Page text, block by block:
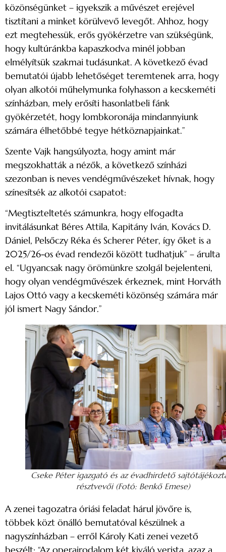
közönségünket – igyekszik a művészet erejével
tisztítani a minket körülvevő levegőt. Ahhoz, hogy
ezt megtehessük, erős gyökérzetre van szükségünk,
hogy kultúránkba kapaszkodva minél jobban
elmélyítsük szakmai tudásunkat. A következő évad
bemutatói újabb lehetőséget teremtenek arra, hogy
olyan alkotói műhelymunka folyhasson a kecskeméti
színházban, mely erősíti hasonlatbeli fánk
gyökérzetét, hogy lombkoronája mindannyiunk
számára élhetőbbé tegye hétköznapjainkat.”
Szente Vajk hangsúlyozta, hogy amint már
megszokhatták a nézők, a következő színházi
szezonban is neves vendégművészeket hívnak, hogy
színesítsék az alkotói csapatot:
“Megtiszteltetés számunkra, hogy elfogadta
invitálásunkat Béres Attila, Kapitány Iván, Kovács D.
Dániel, Pelsőczy Réka és Scherer Péter, így őket is a
2025/26-os évad rendezői között tudhatjuk” – árulta
el. “Ugyancsak nagy örömünkre szolgál bejelenteni,
hogy olyan vendégművészek érkeznek, mint Horváth
Lajos Ottó vagy a kecskeméti közönség számára már
jól ismert Nagy Sándor.”
Cseke Péter igazgató és az évadhirdető
résztvevői (Fotó: Benkő Emese)
A zenei tagozatra óriási feladat hárul jövőre is,
többek közt önálló bemutatóval készülnek a
nagyszínházban – erről Károly Kati zenei vezető
beszélt: “Az operairodalom két kiváló verista, azaz a